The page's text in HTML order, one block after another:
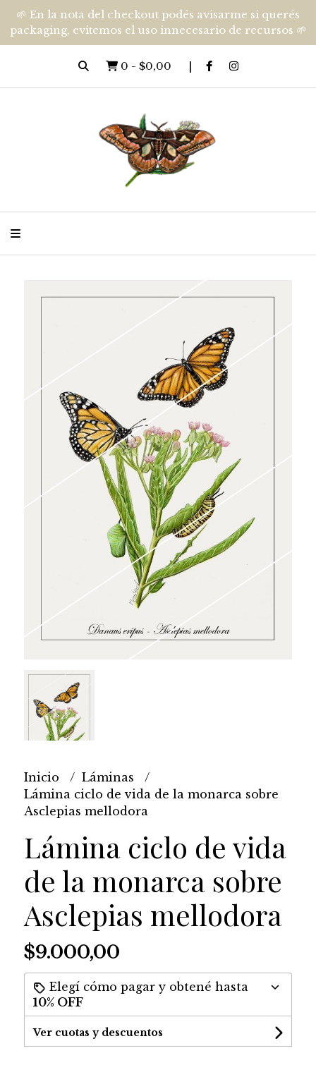
🌱 En la nota del checkout podés avisarme si querés
packaging, evitemos el uso innecesario de recursos 🌱
0 - $0,00
Inicio
Láminas
Lámina ciclo de vida de la monarca sobre
Asclepias mellodora
Lámina ciclo de vida
de la monarca sobre
Asclepias mellodora
$9.000,00
Elegí cómo pagar y obtené hasta
10% OFF
Ver cuotas y descuentos